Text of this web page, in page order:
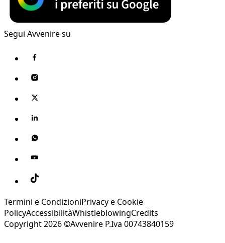
Segui Avvenire su
Termini e CondizioniPrivacy e Cookie
PolicyAccessibilitàWhistleblowingCredits
Copyright 2026 ©Avvenire P.Iva 00743840159